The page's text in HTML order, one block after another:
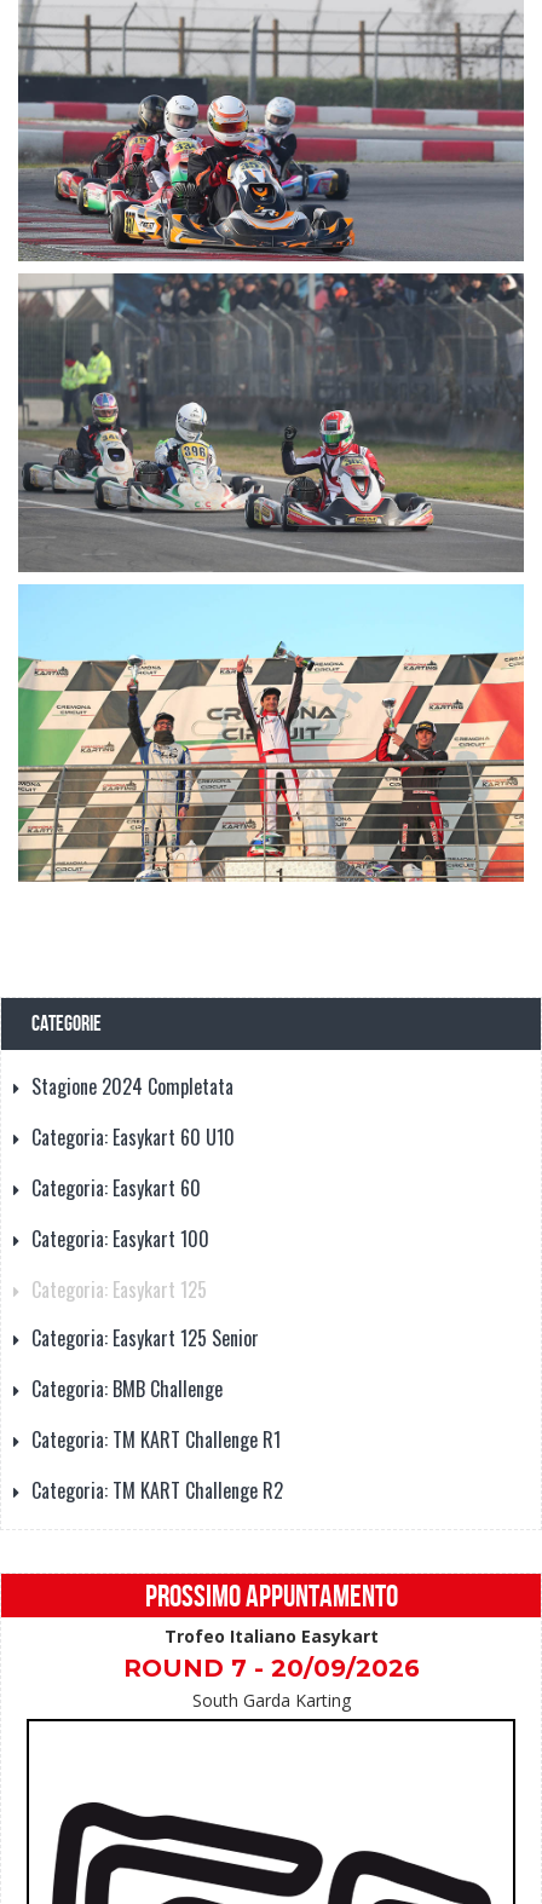
CATEGORIE
Stagione 2024 Completata
Categoria: Easykart 60 U10
Categoria: Easykart 60
Categoria: Easykart 100
Categoria: Easykart 125
Categoria: Easykart 125 Senior
Categoria: BMB Challenge
Categoria: TM KART Challenge R1
Categoria: TM KART Challenge R2
PROSSIMO APPUNTAMENTO
Trofeo Italiano Easykart
ROUND 7 - 20/09/2026
South Garda Karting